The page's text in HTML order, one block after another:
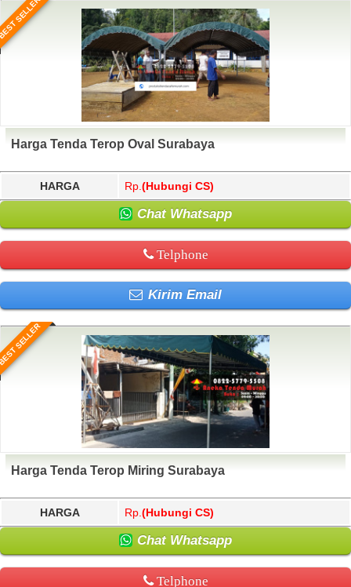
SELLER
Harga Tenda Terop Oval Surabaya
HARGA Rp. (Hubungi CS)
Chat Whatsapp
Telphone
Kirim Email
SELLER
Harga Tenda Terop Miring Surabaya
HARGA Rp. (Hubungi CS)
Chat Whatsapp
Telphone